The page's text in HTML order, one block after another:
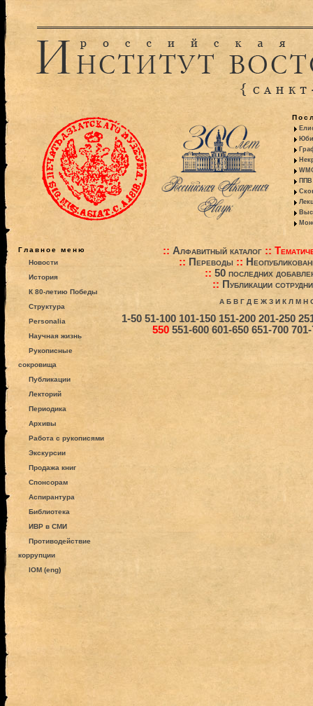
ППВ
Главное меню
Новости
История
К 80-летию Победы
Структура
Personalia
Научная жизнь
Рукописные
сокровища
Публикации
Лекторий
Периодика
Архивы
Работа с рукописями
Экскурсии
Продажа книг
Спонсорам
Аспирантура
Библиотека
ИВР в СМИ
Противодействие
коррупции
IOM (eng)
:: Алфавитный каталог ::
:: Переводы::
:: 50 последних
:: Публикации
А Б В Г Д Е Ж З И К Л М Н
1-50 51-100 101-150 151-200 201-250
550 551-600 601-650 651-700